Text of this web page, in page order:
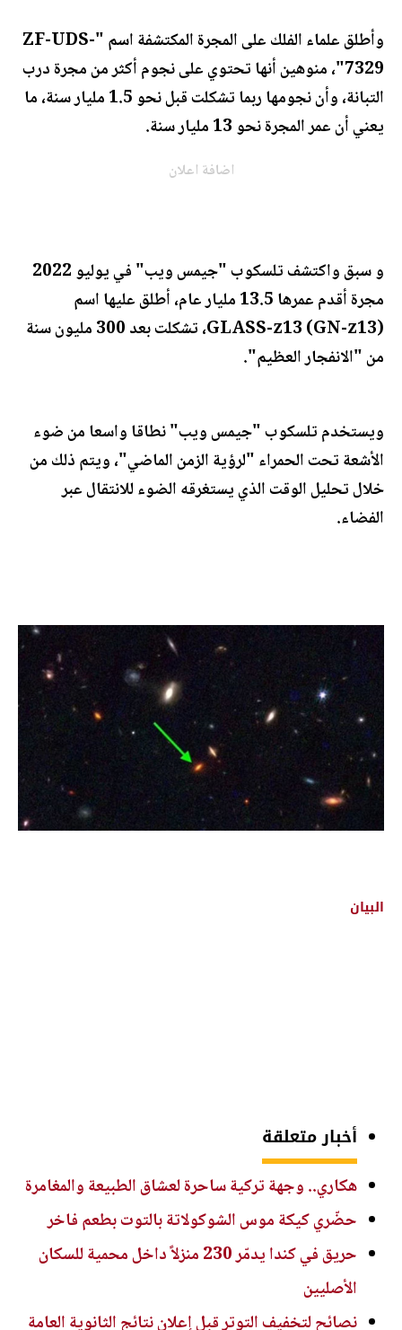
وأطلق علماء الفلك على المجرة المكتشفة اسم "ZF-UDS-
7329"، منوهين أنها تحتوي على نجوم أكثر من مجرة درب
التبانة، وأن نجومها ربما تشكلت قبل نحو 1.5 مليار سنة، ما
يعني أن عمر المجرة نحو 13 مليار سنة.
اضافة اعلان
و سبق واكتشف تلسكوب "جيمس ويب" في يوليو 2022
مجرة أقدم عمرها 13.5 مليار عام، أطلق عليها اسم
GLASS-z13 (GN-z13)، تشكلت بعد 300 مليون سنة
من "الانفجار العظيم".
ويستخدم تلسكوب "جيمس ويب" نطاقا واسعا من ضوء
الأشعة تحت الحمراء "لرؤية الزمن الماضي"، ويتم ذلك من
خلال تحليل الوقت الذي يستغرقه الضوء للانتقال عبر
الفضاء.
البيان
أخبار متعلقة
هكاري.. وجهة تركية ساحرة لعشاق الطبيعة والمغامرة
حضّري كيكة موس الشوكولاتة بالتوت بطعم فاخر
حريق في كندا يدمّر 230 منزلاً داخل محمية للسكان
الأصليين
نصائح لتخفيف التوتر قبل إعلان نتائج الثانوية العامة